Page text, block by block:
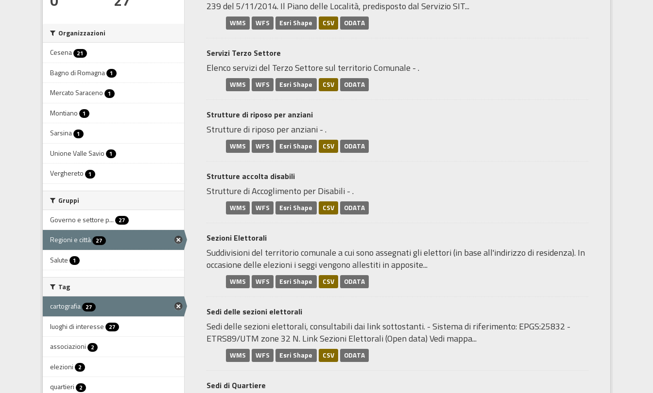
Organizzazioni
Cesena 21
Bagno di Romagna 1
Mercato Saraceno 1
Montiano 1
Sarsina 1
Unione Valle Savio 1
Verghereto 1
Gruppi
Governo e settore p...
27
Regioni e città 27
Salute 1
Tag
cartografia 27
luoghi di interesse 27
associazioni 2
elezioni 2
quartieri 2
239 del 5/11/2014. Il Piano delle Località, predisposto dal Servizio SIT...
WMS WFS Esri Shape CSV ODATA
Servizi Terzo Settore
Elenco servizi del Terzo Settore sul territorio Comunale - .
WMS WFS Esri Shape CSV ODATA
Strutture di riposo per anziani
Strutture di riposo per anziani - .
WMS WFS Esri Shape CSV ODATA
Strutture accolta disabili
Strutture di Accoglimento per Disabili - .
WMS WFS Esri Shape CSV ODATA
Sezioni Elettorali
Suddivisioni del territorio comunale a cui sono assegnati gli elettori (in base all'indirizzo di residenza). In
occasione delle elezioni i seggi vengono allestiti in apposite...
WMS WFS Esri Shape CSV ODATA
Sedi delle sezioni elettorali
Sedi delle sezioni elettorali, consultabili dai link sottostanti. - Sistema di riferimento: EPGS:25832 -
ETRS89/UTM zone 32 N. Link Sezioni Elettorali (Open data) Vedi mappa...
WMS WFS Esri Shape CSV ODATA
Sedi di Quartiere